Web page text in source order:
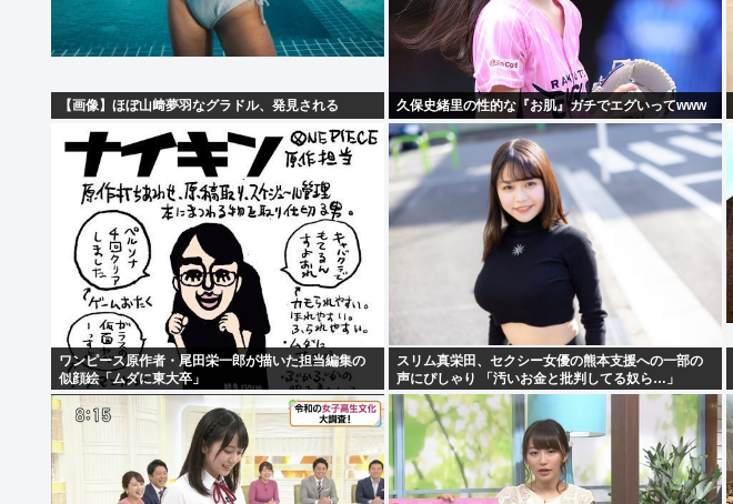
【画像】ほぼ山﨑夢羽なグラドル、発見される 久保史緒里の性的な『お肌』ガチでエグいってwww
ワンピース原作者・尾田栄一郎が描いた担当編集の
似顔絵「ムダに東大卒」
スリム真栄田、セクシー女優の熊本支援への一部の
声にぴしゃり 「汚いお金と批判してる奴ら…」